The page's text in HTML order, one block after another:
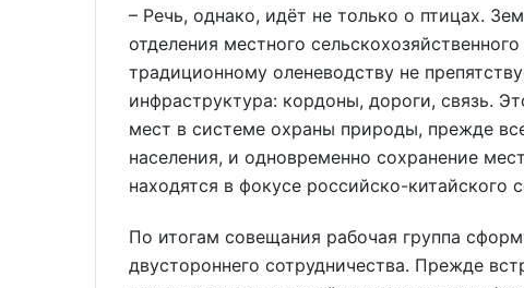
– Речь, однако, идёт не только о птицах.
отделения местного
традиционному оленеводству не
инфраструктура: кордоны, дороги, связь.
мест в системе охраны природы, прежде
населения, и одновременно сохранение
находятся в фокусе российско-китайского
По итогам совещания рабочая группа
двустороннего сотрудничества. Прежде